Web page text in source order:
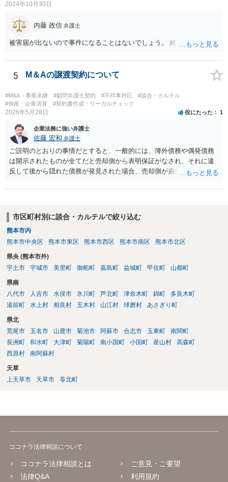
2024年10月30日
内藤 政信 弁護士
被害届が出ないので事件になることはないでしょう。 終わり
5 M＆Aの譲渡契約について
#M&A・事業承継 #顧問弁護士契約 #不祥事対応
#談合・カルテル
#倒産・企業清算
#契約書作成・リーガルチェック
2026年5月28日 役にたった 1
企業法務に強い弁護士
佐藤 宏和 弁護士
ご説明のとおりの事情だとすると、一般的には、簿外債務や偶発債務
は開示されたものが全てだと売却側から表明保証がなされ、それに違
反して後から隠れた債務が発見された場合、売却側が責任追及を受け
渡は成立しないでしょう。それでも万が一表明保証なしで株式譲渡契
取ることになりますが、譲渡後は売却側が一切責任を負わないとの確
約がない限り、争いが起きる可能性はあります。 2番目の点について
は、口座は法人名義のものでしょうから、一般的には株式譲渡であれ
ば売却側に責任追及が来ることはないでしょうが、口座を不正に使用
するような相手であればそもそも取引はしない方がいいと思います。
市区町村別に談合・カルテルで絞り込む
熊本市内
熊本市中央区
熊本市東区 熊本市西区 熊本市南区 熊本市北区
県央 (熊本市外)
宇土市
宇城市 美里町 御船町 嘉島町 益城町 甲佐町 山都町
県南
八代市
人吉市 水俣市 氷川町 芦北町 津奈木町 錦町
多良木町
湯前町
水上村 相良村 五木村 山江村 球磨村 あさぎり町
県北
荒尾市
玉名市 山鹿市 菊池市 阿蘇市 合志市 玉東町
南関町
長洲町
和水町 大津町 菊陽町 南小国町 小国町 産山村
高森町
西原村
南阿蘇村
天草
上天草市
天草市 苓北町
ココナラ法律相談について
ココナラ法律相談とは
法律Q&A
ご意見・ご要望
利用規約